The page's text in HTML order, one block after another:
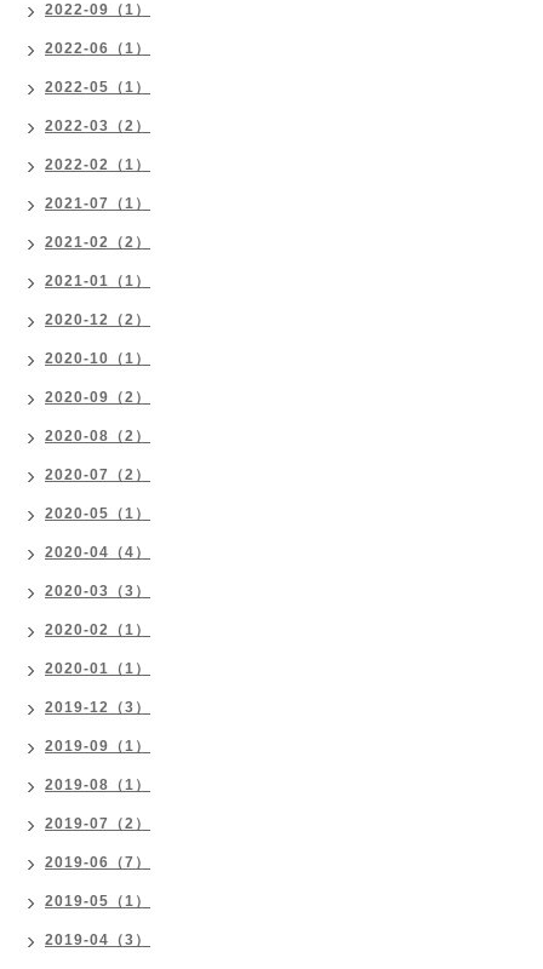
2022-09（1）
2022-06（1）
2022-05（1）
2022-03（2）
2022-02（1）
2021-07（1）
2021-02（2）
2021-01（1）
2020-12（2）
2020-10（1）
2020-09（2）
2020-08（2）
2020-07（2）
2020-05（1）
2020-04（4）
2020-03（3）
2020-02（1）
2020-01（1）
2019-12（3）
2019-09（1）
2019-08（1）
2019-07（2）
2019-06（7）
2019-05（1）
2019-04（3）